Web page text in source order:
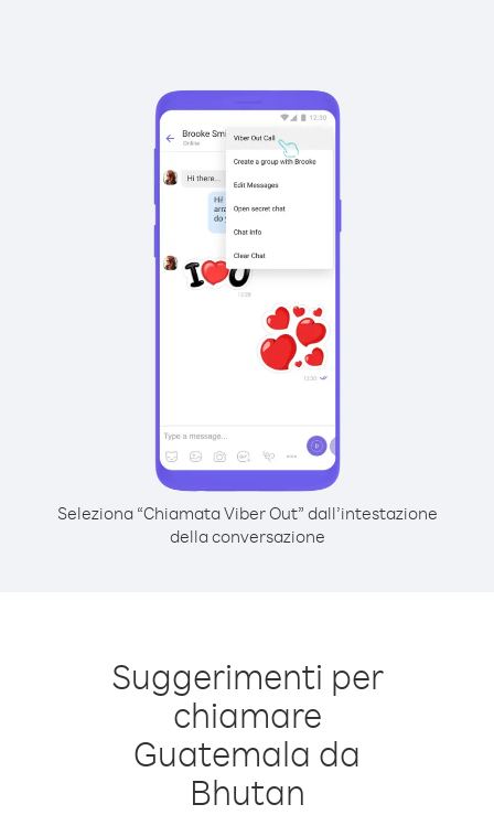
Seleziona “Chiamata Viber Out” dall’intestazione
della conversazione
Suggerimenti per
chiamare
Guatemala da
Bhutan